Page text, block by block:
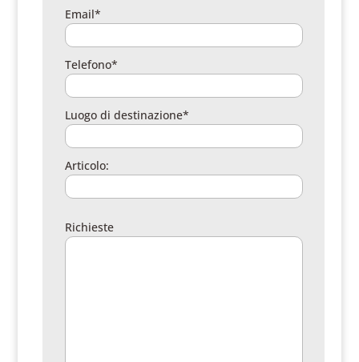
Email*
Telefono*
Luogo di destinazione*
Articolo:
Richieste